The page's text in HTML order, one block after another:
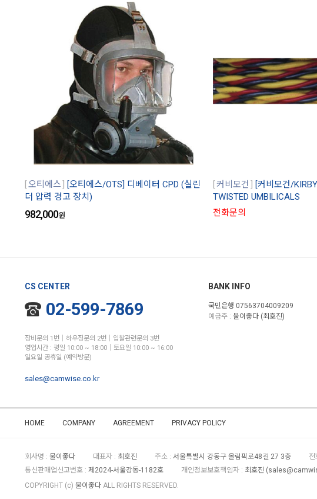
오티에스
[오티에스/OTS] 디베이터 CPD (실린
더 압력 경고 장치)
982,000원
커비모건
[커비모건/
TWISTED UMBILICALS
전화문의
CS CENTER
02-599-7869
장비문의 1번│하우징문의 2번│입찰관련문의 3번
영업시간 : 평일 10:00 ~ 18:00│토요일 10:00 ~ 16:00
일요일 공휴일 (예약방문)
sales@camwise.co.kr
BANK INFO
국민은행 07563704009209
예금주 : 물이좋다 (최호진)
HOME COMPANY AGREEMENT PRIVACY POLICY
회사명 : 물이좋다 대표자 : 최호진 주소 : 서울특별시 강동구 올림픽로48길 27 3층 전
통신판매업신고번호 : 제2024-서울강동-1182호 개인정보보호책임자 : 최호진 (
COPYRIGHT (c) 물이좋다 ALL RIGHTS RESERVED.